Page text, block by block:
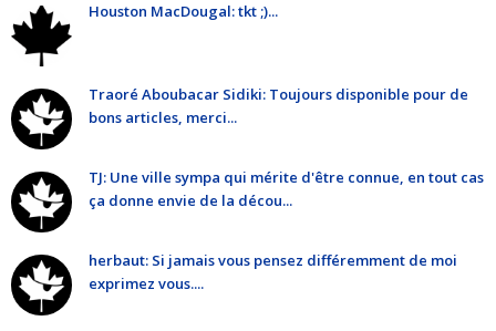
Houston MacDougal: tkt ;)...
Traoré Aboubacar Sidiki: Toujours disponible pour de
bons articles, merci...
TJ: Une ville sympa qui mérite d'être connue, en tout cas
ça donne envie de la décou...
herbaut: Si jamais vous pensez différemment de moi
exprimez vous....